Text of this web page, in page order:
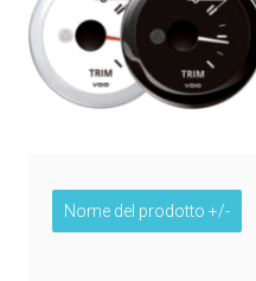
Nome del prodotto +/-